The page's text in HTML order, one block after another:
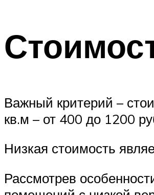
Важный критерий –
кв.м – от 400 до 1200
Низкая стоимость
Рассмотрев